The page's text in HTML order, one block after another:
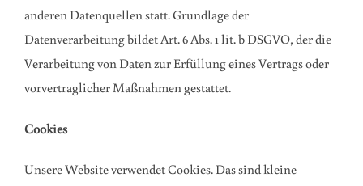
anderen Datenquellen statt. Grundlage der
Datenverarbeitung bildet Art. 6 Abs. 1 lit. b DSGVO, der die
Verarbeitung von Daten zur Erfüllung eines Vertrags oder
vorvertraglicher Maßnahmen gestattet.
Cookies
Unsere Website verwendet Cookies. Das sind kleine